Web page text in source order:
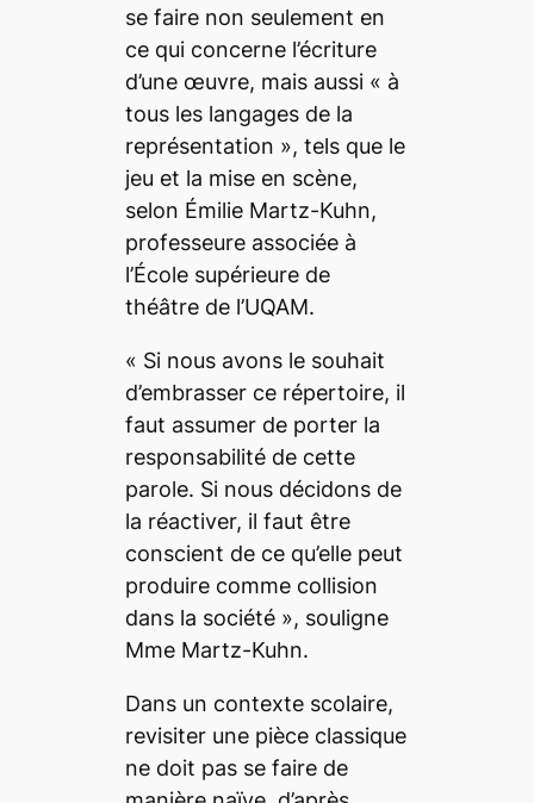
se faire non seulement en
ce qui concerne l’écriture
d’une œuvre, mais aussi « à
tous les langages de la
représentation », tels que le
jeu et la mise en scène,
selon Émilie Martz-Kuhn,
professeure associée à
l’École supérieure de
théâtre de l’UQAM.
« Si nous avons le souhait
d’embrasser ce répertoire, il
faut assumer de porter la
responsabilité de cette
parole. Si nous décidons de
la réactiver, il faut être
conscient de ce qu’elle peut
produire comme collision
dans la société », souligne
Mme Martz-Kuhn.
Dans un contexte scolaire,
revisiter une pièce classique
ne doit pas se faire de